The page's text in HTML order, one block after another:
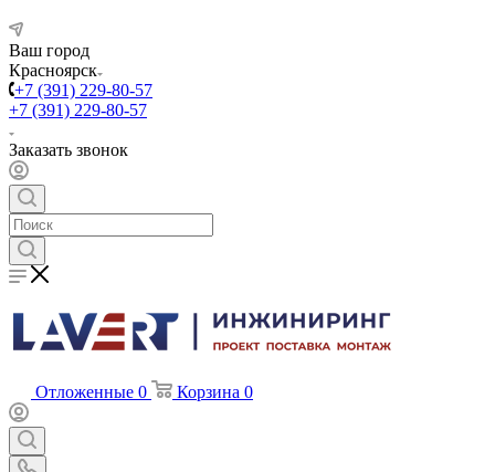
Ваш город
Красноярск
+7 (391) 229-80-57
+7 (391) 229-80-57
Заказать звонок
Отложенные 0 Корзина 0